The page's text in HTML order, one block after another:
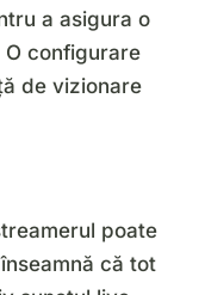
a asigura o
configurare
de vizionare
poate
că tot